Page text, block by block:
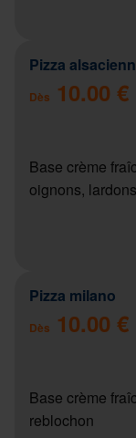
Pizza
Dès 10.00 €
Base crème
oignons,
Pizza milano
Dès 10.00 €
Base crème
reblochon